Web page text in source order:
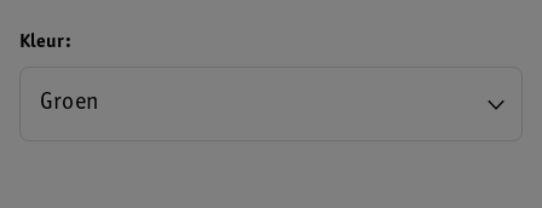
Kleur
Groen